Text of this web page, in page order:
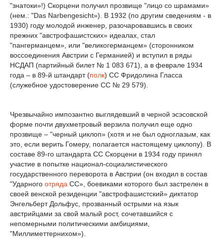
"знатоки»!) Скорцени получил прозвище "лицо со шрамами»
(нем.: "Das Narbengesicht»). В 1932 (по другим сведениям - в
1930) году молодой инженер, разочаровавшись в своих
прежних "австрофашистских» идеалах, стал
"пангерманцем», или "великогерманцем» (сторонником
воссоединения Австрии с Германией) и вступил в ряды
НСДАП (партийный билет № 1 083 671), а в феврале 1934
года – в 89-й штандарт (полк) СС Фридолина Гласса
(служебное удостоверение СС № 29 579).
Чрезвычайно импозантно выглядевший в черной эсэсовской
форме почти двухметровый верзила получил еще одно
прозвище – "черный циклоп» (хотя и не был одноглазым, как
это, если верить Гомеру, полагается настоящему циклопу). В
составе 89-го штандарта СС Скорцени в 1934 году принял
участие в попытке национал-социалистического
государственного переворота в Австрии (он входил в состав
"Ударного отряда СС», боевиками которого был застрелен в
своей венской резиденции "австрофашистский» диктатор
Энгельберт Дольфус, прозванный острыми на язык
австрийцами за свой малый рост, сочетавшийся с
непомерными политическими амбициями,
"Миллиметтернихом»).